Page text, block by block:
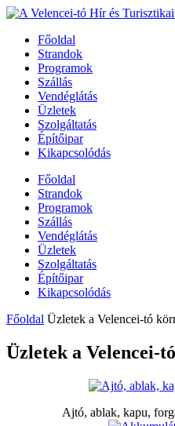
Főoldal
Strandok
Programok
Szállás
Vendéglátás
Üzletek
Szolgáltatás
Építőipar
Kikapcsolódás
Főoldal
Strandok
Programok
Szállás
Vendéglátás
Üzletek
Szolgáltatás
Építőipar
Kikapcsolódás
Főoldal Üzletek a Velencei-tó
Üzletek a Velencei-
Ajtó, ablak, kapu,